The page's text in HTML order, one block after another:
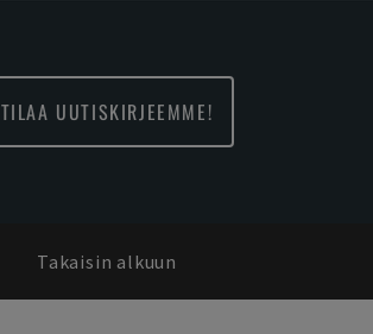
TILAA UUTISKIRJEEMME!
Takaisin alkuun